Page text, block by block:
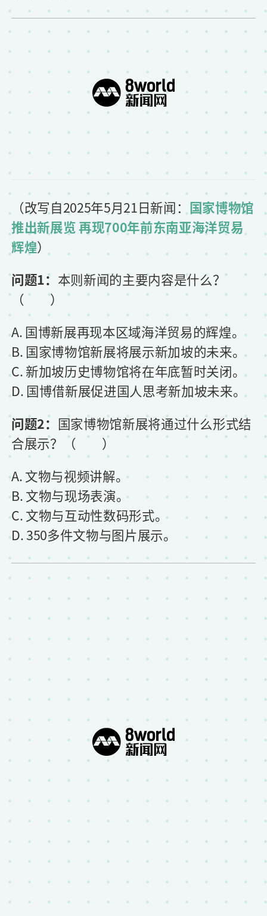
（改写自2025年5月21日新闻：国家博物馆
推出新展览 再现700年前东南亚海洋贸易
辉煌）
问题1： 本则新闻的主要内容是什么？
（ ）
A. 国博新展再现本区域海洋贸易的辉煌。
B. 国家博物馆新展将展示新加坡的未来。
C. 新加坡历史博物馆将在年底暂时关闭。
D. 国博借新展促进国人思考新加坡未来。
问题2： 国家博物馆新展将通过什么形式结
合展示？（ ）
A. 文物与视频讲解。
B. 文物与现场表演。
C. 文物与互动性数码形式。
D. 350多件文物与图片展示。